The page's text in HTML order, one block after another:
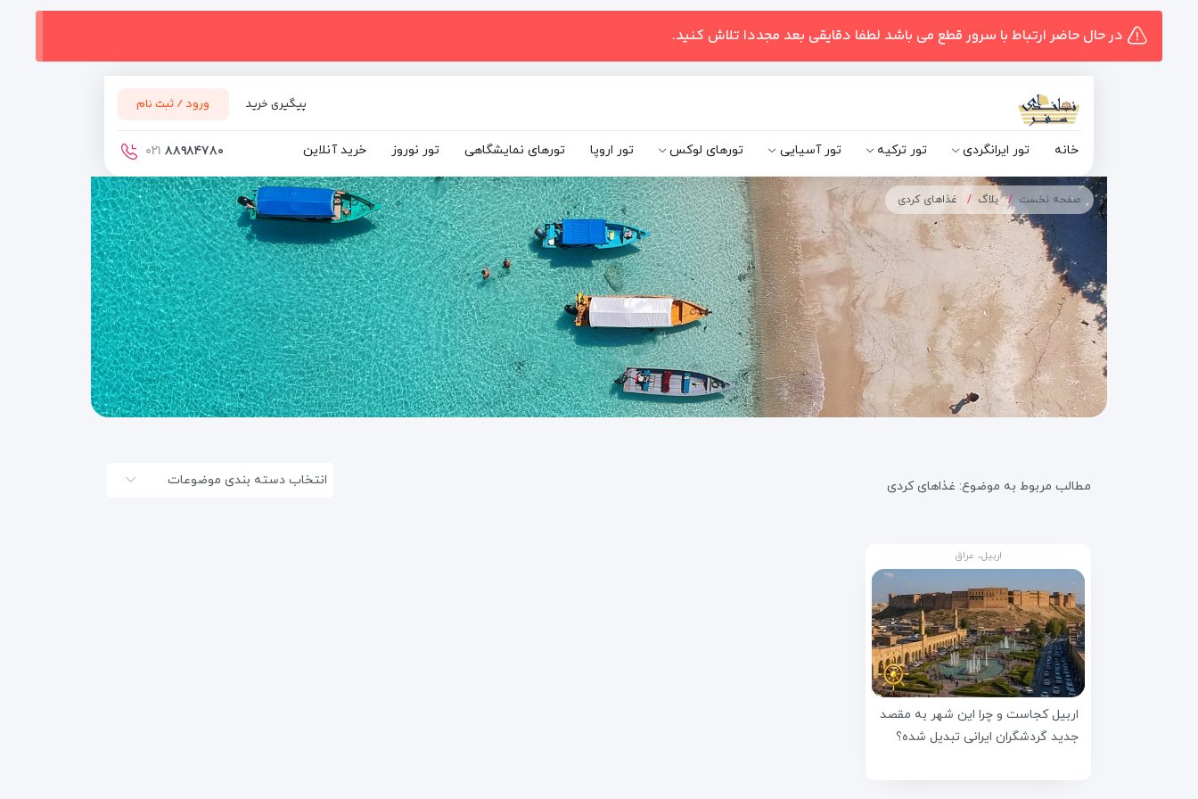
در حال حاضر ارتباط با سرور قطع می باشد لطفا دقایقی بعد مجددا تلاش کنید.
پیگیری خرید ورود / ثبت نام
خانه تور ایرانگردی تور ترکیه تور آسیایی تورهای لوکس تور اروپا تورهای نمایشگاهی تور نوروز خرید آنلاین ۸۸۹۸۴۷۸۰ ۰۲۱
صفحه نخست بلاگ غذاهای کردی
مطالب مربوط به موضوع: غذاهای کردی انتخاب دسته بندی موضوعات
اربیل، عراق
اربیل کجاست و چرا این شهر به مقصد
جدید گردشگران ایرانی تبدیل شده؟